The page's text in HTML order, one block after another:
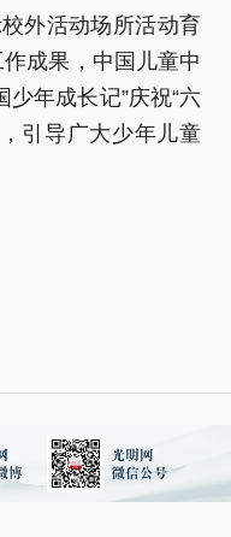
外活动场所活动育
成果，中国儿童中
少年成长记”庆祝“六
引导广大少年儿童